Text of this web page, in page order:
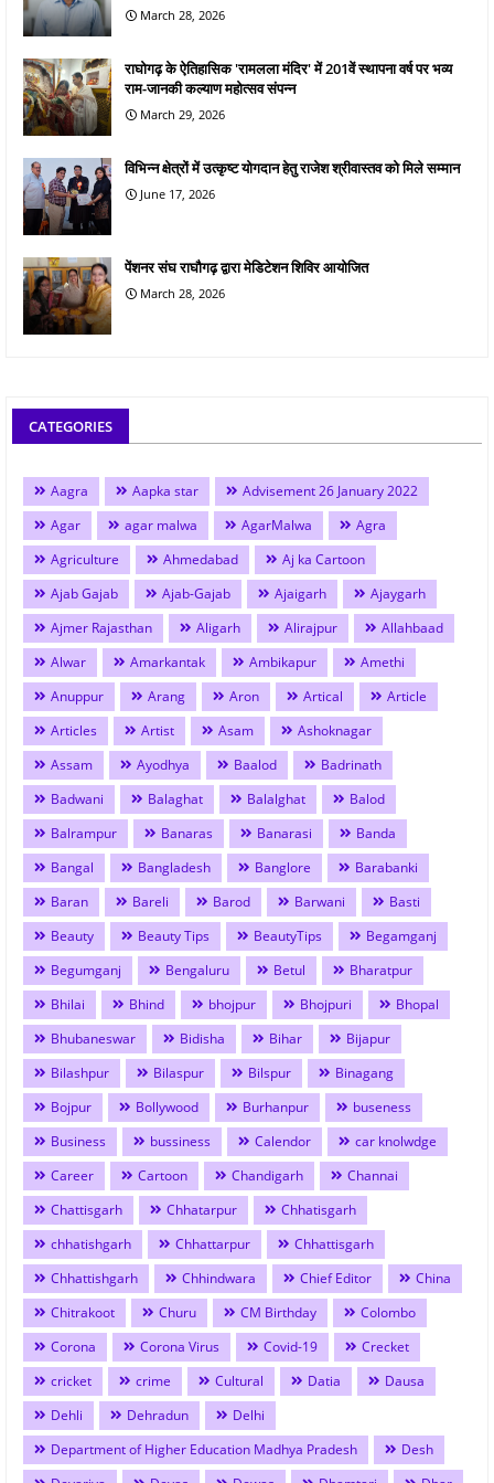
March 28, 2026
राघोगढ़ के ऐतिहासिक 'रामलला मंदिर' में 201वें स्थापना वर्ष पर भव्य
राम-जानकी कल्याण महोत्सव संपन्न
March 29, 2026
विभिन्न क्षेत्रों में उत्कृष्ट योगदान हेतु राजेश श्रीवास्तव को मिले सम्मान
June 17, 2026
पेंशनर संघ राघौगढ़ द्वारा मेडिटेशन शिविर आयोजित
March 28, 2026
CATEGORIES
Aagra Aapka star
Advisement 26 January 2022
Agar
agar malwa AgarMalwa
Agra
Agriculture
Ahmedabad
Aj ka Cartoon
Ajab Gajab
Ajab-Gajab Ajaigarh
Ajaygarh
Ajmer Rajasthan
Aligarh Alirajpur
Allahbaad
Alwar
Amarkantak Ambikapur
Amethi
Anuppur
Arang Aron Artical
Article
Articles
Artist Asam
Ashoknagar
Assam
Ayodhya Baalod
Badrinath
Badwani
Balaghat Balalghat
Balod
Balrampur
Banaras Banarasi
Banda
Bangal
Bangladesh Banglore
Barabanki
Baran
Bareli Barod Barwani
Basti
Beauty
Beauty Tips BeautyTips
Begamganj
Begumganj
Bengaluru Betul
Bharatpur
Bhilai
Bhind bhojpur Bhojpuri
Bhopal
Bhubaneswar
Bidisha Bihar
Bijapur
Bilashpur
Bilaspur Bilspur
Binagang
Bojpur
Bollywood Burhanpur
buseness
Business
bussiness Calendor
car knolwdge
Career
Cartoon Chandigarh
Channai
Chattisgarh
Chhatarpur
Chhatisgarh
chhatishgarh
Chhattarpur
Chhattisgarh
Chhattishgarh
Chhindwara Chief Editor
China
Chitrakoot
Churu CM Birthday
Colombo
Corona
Corona Virus Covid-19
Crecket
cricket
crime Cultural Datia
Dausa
Dehli
Dehradun
Delhi
Department of Higher Education Madhya Pradesh
Desh